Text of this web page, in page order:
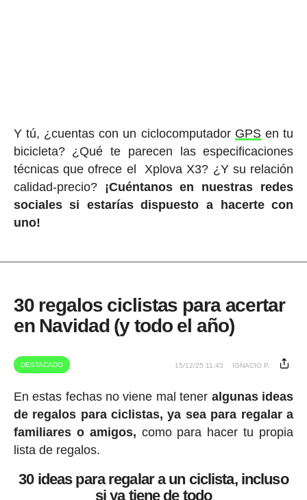
Y tú, ¿cuentas con un ciclocomputador GPSen tu
bicicleta? ¿Qué te parecen las especificaciones
técnicas que ofrece el Xplova X3? ¿Y su relación
calidad-precio? ¡Cuéntanos en nuestras redes
sociales si estarías dispuesto a hacerte con
uno!
30 regalos ciclistas para acertar
en Navidad (y todo el año)
DESTACADO 15/12/25 11:43 IGNACIO P.
En estas fechas no viene mal tener algunas ideas
de regalos para ciclistas, ya sea para regalar a
familiares o amigos, como para hacer tu propia
lista de regalos.
30 ideas para regalar a un ciclista, incluso
si ya tiene de todo